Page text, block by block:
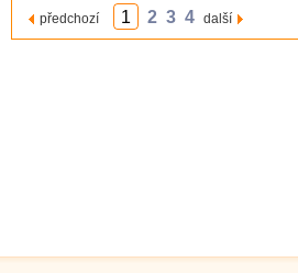
předchozí 1 2 3 4 další